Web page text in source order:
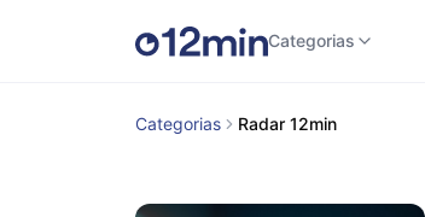
Categorias
Categorias Radar 12min